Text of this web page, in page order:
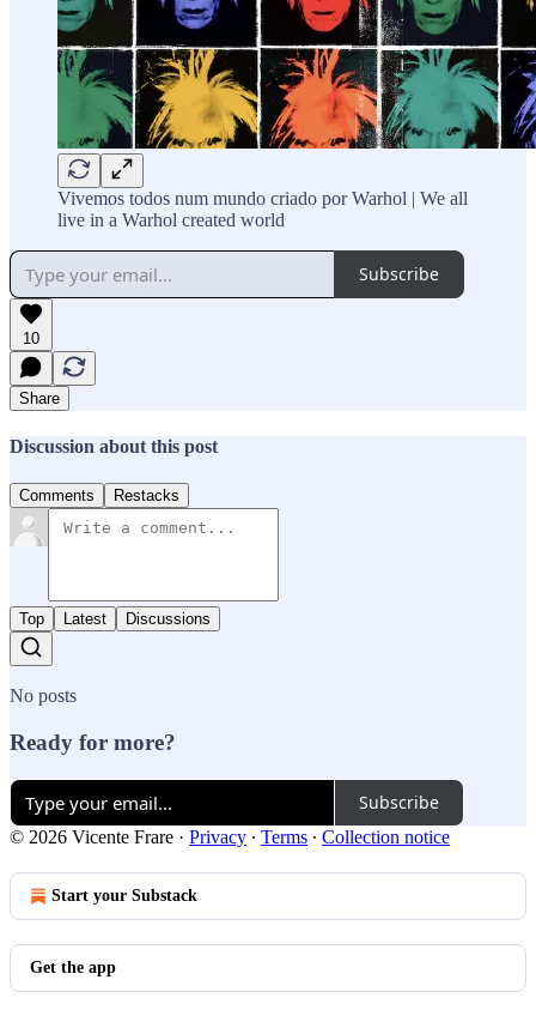
Vivemos todos num mundo criado por Warhol | We all
live in a Warhol created world
Subscribe
10
Share
Discussion about this post
Comments Restacks
Top Latest Discussions
No posts
Ready for more?
Subscribe
© 2026 Vicente Frare · Privacy ∙ Terms ∙ Collection notice
Start your Substack
Get the app